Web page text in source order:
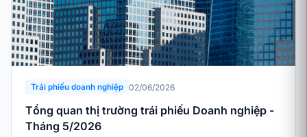
Trái phiếu doanh nghiệp 02/06/2026
Tổng quan thị trường trái phiếu Doanh nghiệp -
Tháng 5/2026